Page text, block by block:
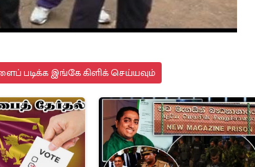
படிக்க இங்கே கிளிக் செய்யவும்